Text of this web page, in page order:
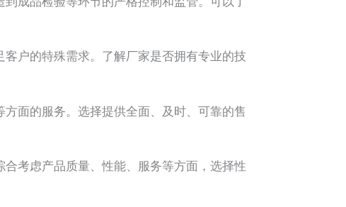
户的特殊需求。了解厂家是否拥有专业的技
面的服务。选择提供全面、及时、可靠的售
考虑产品质量、性能、服务等方面，选择性